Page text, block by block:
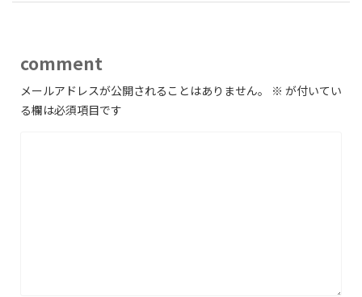
comment
メールアドレスが公開されることはありません。 ※ が付いてい
る欄は必須項目です